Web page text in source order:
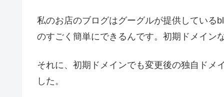
私のお店のブログはグーグルが提供している
のすごく簡単にできるんです。初期ドメイン
それに、初期ドメインでも変更後の独自ドメ
した。